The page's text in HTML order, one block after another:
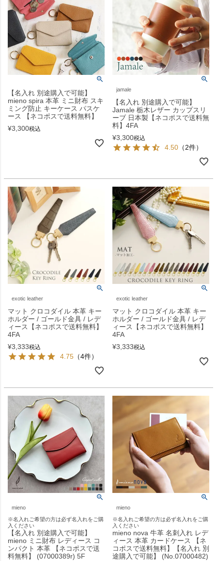
【名入れ 別途購入で可能】
mieno spira 本革 ミニ財布 スキ
ミング防止 キーケース パスケ
ース 【ネコポスで送料無料】
¥3,300税込
jamale
【名入れ 別途購入で可能】
Jamale 栃木レザー カップスリ
ーブ 日本製【ネコポスで送料無
料】4FA
¥3,300税込
4.50 （2件）
exotic leather
マット クロコダイル 本革 キー
ホルダー / ゴールド金具 / レデ
ィース【ネコポスで送料無料】
4FA
¥3,333税込
4.75 （4件）
exotic leather
マット クロコダイル 本革 キー
ホルダー / ゴールド金具 / レデ
ィース【ネコポスで送料無料】
4FA
¥3,333税込
mieno
※名入れご希望の方は必ず名入れをご購
入ください
【名入れ 別途購入で可能】
mieno ミニ財布 レディース コ
ンパクト 本革 【ネコポスで送
料無料】 (07000389r) 5F
mieno
※名入れご希望の方は必ず名入れをご購
入ください
mieno nova 牛革 名刺入れ レデ
ィース 本革 カードケース 【ネ
コポスで送料無料】【名入れ 別
途購入で可能】 (No.07000482)